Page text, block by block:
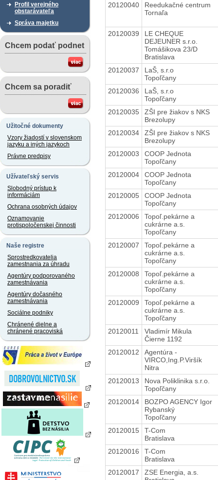
Profil verejného
obstarávateľa
Správa majetku
Chcem podať podnet
Chcem sa poradiť
Užitočné dokumenty
Vzory žiadostí v slovenskom
jazyku a iných jazykoch
Právne predpisy
Užívateľský servis
Slobodný prístup k
informáciám
Ochrana osobných údajov
Oznamovanie
protispoločenskej činnosti
Naše registre
Sprostredkovatelia
zamestnania za úhradu
Agentúry podporovaného
zamestnávania
Agentúry dočasného
zamestnávania
Sociálne podniky
Chránené dielne a
chránené pracoviská
20120040
Reedukačné centrum
Tornaľa
20120039
LE CHEQUE
DEJEUNER s.r.o.
Tomášikova 23/D
Bratislava
20120037
LaŠ, s.r.o
Topoľčany
20120036
LaŠ, s.r.o
Topoľčany
20120035
ZŠI pre žiakov s NKS
Brezolupy
20120034
ZŠI pre žiakov s NKS
Brezolupy
20120003
COOP Jednota
Topoľčany
20120004
COOP Jednota
Topoľčany
20120005
COOP Jednota
Topoľčany
20120006
Topoľ.pekárne a
cukrárne a.s.
Topoľčany
20120007
Topoľ.pekárne a
cukrárne a.s.
Topoľčany
20120008
Topoľ.pekárne a
cukrárne a.s.
Topoľčany
20120009
Topoľ.pekárne a
cukrárne a.s.
Topoľčany
20120011
Vladimír Mikula
Čierne 1192
20120012
Agentúra -
VIRCO,Ing.P.Viršík
Nitra
20120013
Nova Poliklinika s.r.o.
Topoľčany
20120014
BOZPO AGENCY Igor
Rybanský
Topoľčany
20120015
T-Com
Bratislava
20120016
T-Com
Bratislava
20120017
ZSE Energia, a.s.